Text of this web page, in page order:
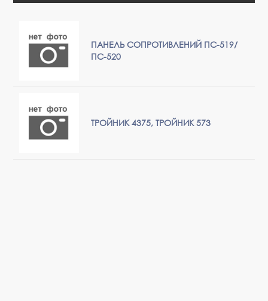
ПАНЕЛЬ СОПРОТИВЛЕНИЙ ПС-519/
ПС-520
ТРОЙНИК 4375, ТРОЙНИК 573